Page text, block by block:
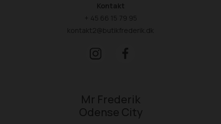
Kontakt
+ 45 66 15 79 95
kontakt2@butikfrederik.dk
Mr Frederik
Odense City